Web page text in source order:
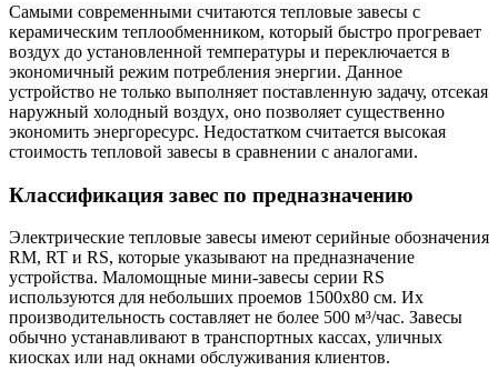
Самыми современными считаются тепловые завесы с
керамическим теплообменником, который быстро прогревает
воздух до установленной температуры и переключается в
экономичный режим потребления энергии. Данное
устройство не только выполняет поставленную задачу, отсекая
наружный холодный воздух, оно позволяет существенно
экономить энергоресурс. Недостатком считается высокая
стоимость тепловой завесы в сравнении с аналогами.
Классификация завес по предназначению
Электрические тепловые завесы имеют серийные обозначения
RM, RT и RS, которые указывают на предназначение
устройства. Маломощные мини-завесы серии RS
используются для небольших проемов 1500х80 см. Их
производительность составляет не более 500 м³/час. Завесы
обычно устанавливают в транспортных кассах, уличных
киосках или над окнами обслуживания клиентов.